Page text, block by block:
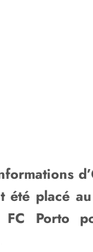
été placé
FC Porto